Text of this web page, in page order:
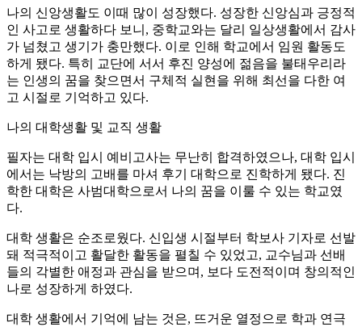
나의 신앙생활도 이때 많이 성장했다. 성장한 신앙심과 긍정적
인 사고로 생활하다 보니, 중학교와는 달리 일상생활에서 감사
가 넘쳤고 생기가 충만했다. 이로 인해 학교에서 임원 활동도
하게 됐다. 특히 교단에 서서 후진 양성에 젊음을 불태우리라
는 인생의 꿈을 찾으면서 구체적 실현을 위해 최선을 다한 여
고 시절로 기억하고 있다.
나의 대학생활 및 교직 생활
필자는 대학 입시 예비고사는 무난히 합격하였으나, 대학 입시
에서는 낙방의 고배를 마셔 후기 대학으로 진학하게 됐다. 진
학한 대학은 사범대학으로서 나의 꿈을 이룰 수 있는 학교였
다.
대학 생활은 순조로웠다. 신입생 시절부터 학보사 기자로 선발
돼 적극적이고 활달한 활동을 펼칠 수 있었고, 교수님과 선배
들의 각별한 애정과 관심을 받으며, 보다 도전적이며 창의적인
나로 성장하게 하였다.
대학 생활에서 기억에 남는 것은, 뜨거운 열정으로 학과 연극